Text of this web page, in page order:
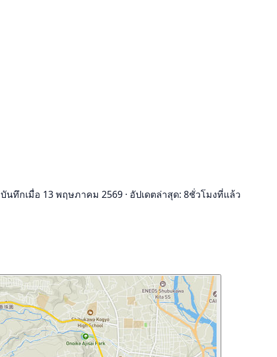
บันทึกเมื่อ 13 พฤษภาคม 2569 · อัปเดตล่าสุด: 8ชั่วโมงที่แล้ว